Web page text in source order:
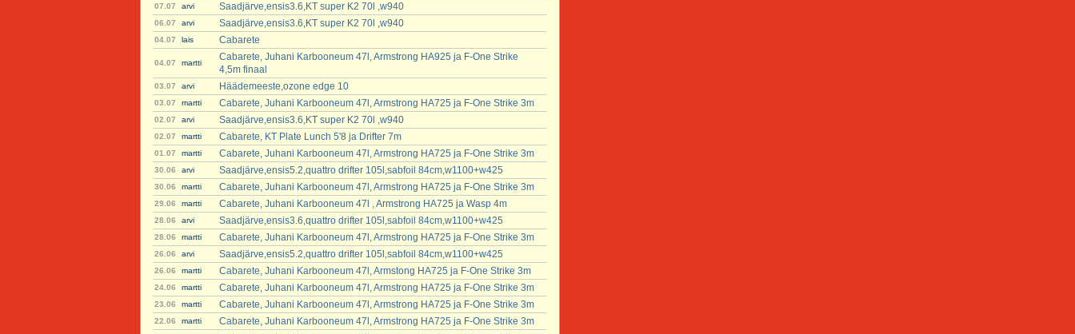
07.07 arvi Saadjärve,ensis3.6,KT super K2 70l ,w940
06.07 arvi Saadjärve,ensis3.6,KT super K2 70l ,w940
04.07 lais Cabarete
04.07 martti
Cabarete, Juhani Karbooneum 47l, Armstrong HA925 ja F-One Strike
4,5m finaal
03.07 arvi Häädemeeste,ozone edge 10
03.07 martti Cabarete, Juhani Karbooneum 47l, Armstrong HA725 ja F-One Strike 3m
02.07 arvi Saadjärve,ensis3.6,KT super K2 70l ,w940
02.07 martti Cabarete, KT Plate Lunch 5'8 ja Drifter 7m
01.07 martti Cabarete, Juhani Karbooneum 47l, Armstrong HA725 ja F-One Strike 3m
30.06 arvi Saadjärve,ensis5.2,quattro drifter 105l,sabfoil 84cm,w1100+w425
30.06 martti Cabarete, Juhani Karbooneum 47l, Armstrong HA725 ja F-One Strike 3m
29.06 martti Cabarete, Juhani Karbooneum 47l , Armstrong HA725 ja Wasp 4m
28.06 arvi Saadjärve,ensis3.6,quattro drifter 105l,sabfoil 84cm,w1100+w425
28.06 martti Cabarete, Juhani Karbooneum 47l, Armstrong HA725 ja F-One Strike 3m
26.06 arvi Saadjärve,ensis5.2,quattro drifter 105l,sabfoil 84cm,w1100+w425
26.06 martti Cabarete, Juhani Karbooneum 47l, Armstong HA725 ja F-One Strike 3m
24.06 martti Cabarete, Juhani Karbooneum 47l, Armstrong HA725 ja F-One Strike 3m
23.06 martti Cabarete, Juhani Karbooneum 47l, Armstrong HA725 ja F-One Strike 3m
22.06 martti Cabarete, Juhani Karbooneum 47l, Armstrong HA725 ja F-One Strike 3m